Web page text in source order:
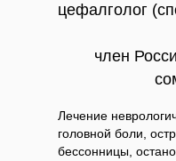
цефалголог
член
Лечение
головной боли,
бессонницы,